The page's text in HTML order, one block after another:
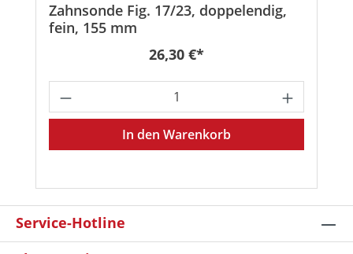
Zahnsonde Fig. 17/23, doppelendig,
fein, 155 mm
Regulärer Preis:
26,30 €*
Produkt Anzahl: Gib den
In den Warenkorb
Service-Hotline